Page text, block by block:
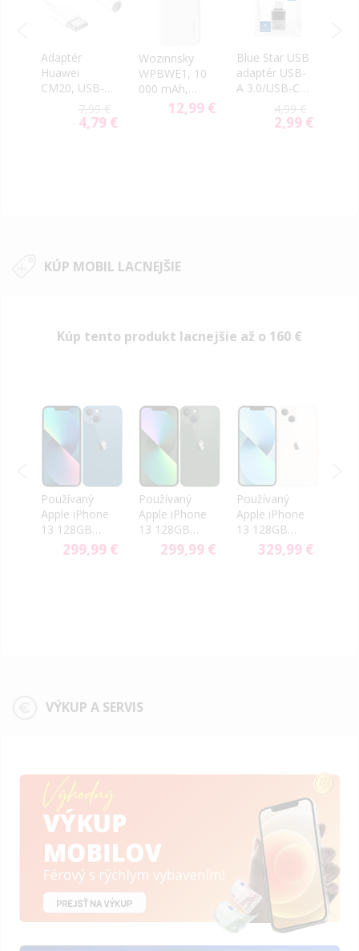
Adaptér
Huawei
CM20, USB-
C(M) na
3.5mm audio
jack(F), biely
7,99 €
Special
4,79 €
Wozinnsky
WPBWE1, 10
000 mAh,
12,99 €
Blue Star USB
adaptér USB-
A 3.0/USB-C
4,99 €
Special
2,99 €
KÚP MOBIL LACNEJŠIE
Kúp tento produkt lacnejšie až o 160 €
Používaný
Apple iPhone
13 128GB
Blue - Trieda
299,99 €
Používaný
Apple iPhone
13 128GB
Green -299,99 €
Používaný
Apple iPhone
13 128GB
White - Trieda
329,99 €
VÝKUP A SERVIS